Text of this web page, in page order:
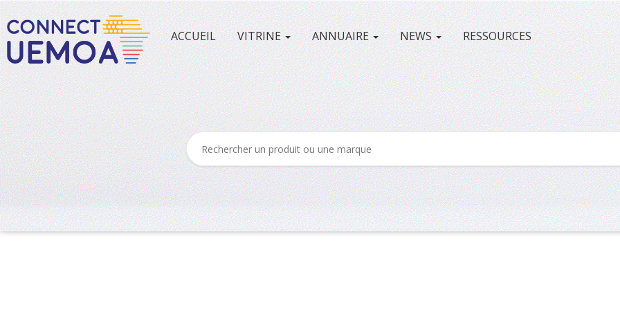
ACCUEIL VITRINE ANNUAIRE NEWS RESSOURCES